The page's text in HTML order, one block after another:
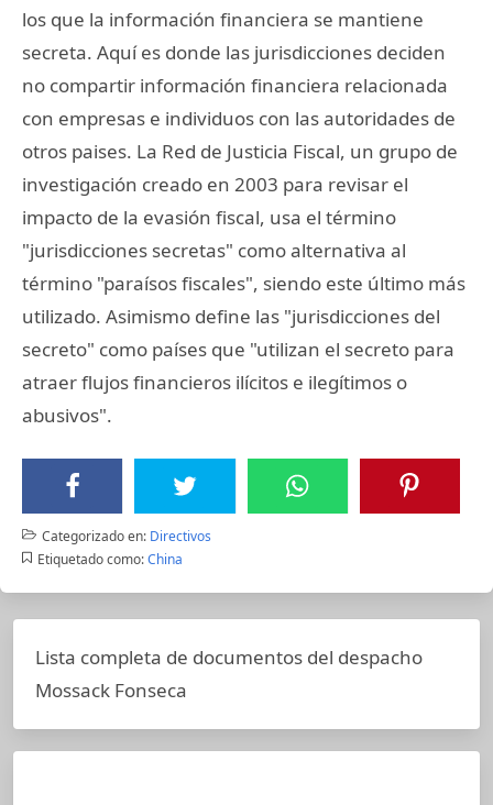
los que la información financiera se mantiene
secreta. Aquí es donde las jurisdicciones deciden
no compartir información financiera relacionada
con empresas e individuos con las autoridades de
otros paises. La Red de Justicia Fiscal, un grupo de
investigación creado en 2003 para revisar el
impacto de la evasión fiscal, usa el término
"jurisdicciones secretas" como alternativa al
término "paraísos fiscales", siendo este último más
utilizado. Asimismo define las "jurisdicciones del
secreto" como países que "utilizan el secreto para
atraer flujos financieros ilícitos e ilegítimos o
abusivos".
Categorizado en: Directivos
Etiquetado como: China
Lista completa de documentos del despacho
Mossack Fonseca